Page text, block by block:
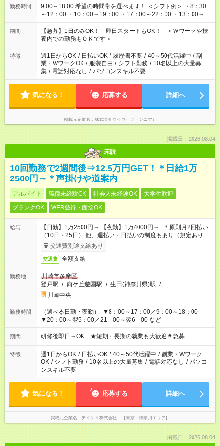
勤務時間
9:00～18:00 希望の時間帯を選べます！ ＜シフト例＞ ・8：30
～12：00 ・10：00～19：00 ・17：00～22：00 ・13：00～
22：00 ・22：00～翌6：00 など
期間
【急募】1日のみOK！ 即日スタートもOK！ ＜Ｗワークや扶
養内での勤務もＯＫです＞
特徴 週1日からOK / 日払いOK / 履歴書不要 / 40～50代活躍中 / 副
業・WワークOK / 服装自由 / シフト勤務 / 10名以上の大量募
集 / 電話対応なし / パソコンスキル不要
気になる！ 応募する 詳細へ
掲載元企業名 株式会社マイワーク（シニア）
掲載日：2026.08.04
未読
10回勤務で2週間後⇒12.5万円GET！＊日給1万
2500円～＊声掛けや道案内
アルバイト 職種未経験OK 社会人未経験OK
大学生歓迎
ブランクOK
WEB登録・面接OK
給与
【日勤】1万2500円～ 【夜勤】1万4000円～ ＊原則月2回払い
（10日・25日） 他、週払い・日払いの制度もあり（規定あり）
＃日収1万円以上
交通費別途支給あり
交通費 全額支給
勤務地
川崎市多摩区
登戸駅 / 向ケ丘遊園駅 / 生田(神奈川県)駅 / …
川崎中央
勤務時間
（選べる日勤・夜勤） ▼8：00～17：00／9：00～18：00
▼20：00～翌5：00／21：00～翌6：00 など
期間 研修後即日～OK ★短期・長期の就業も大歓迎＃急募
特徴 週1日からOK / 日払いOK / 40～50代活躍中 / 副業・Wワーク
OK / シフト勤務 / 10名以上の大量募集 / 電話対応なし / パソコ
ンスキル不要
気になる！ 応募する 詳細へ
掲載元企業名 テイケイ株式会社 【東京・神奈川エリア】
掲載日：2026.08.04